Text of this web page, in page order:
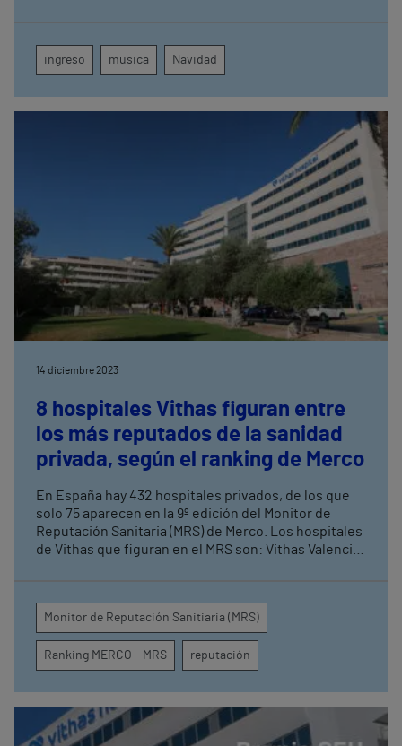
ingreso musica Navidad
14 diciembre 2023
8 hospitales Vithas figuran entre
los más reputados de la sanidad
privada, según el ranking de Merco
En España hay 432 hospitales privados, de los que
solo 75 aparecen en la 9º edición del Monitor de
Reputación Sanitaria (MRS) de Merco. Los hospitales
de Vithas que figuran en el MRS son: Vithas Valencia
Vithas Vigo y los hospitales universitarios Vithas
Madrid La Milagrosa y Vithas Madrid Arturo Soria La
inclusión de estos 8 centros de Vithas en el ranking
se suma a otros reconocimientos a su calidad
asistencial, como la acreditación de la Joint
Commission International y los galardones Best
Spanish Hospital entregados a varios hospitales del
grupo
Monitor de Reputación Sanitiaria (MRS)
Ranking MERCO - MRS reputación